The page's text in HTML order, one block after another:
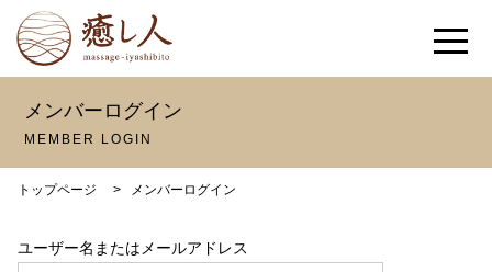
メンバーログイン
MEMBER LOGIN
トップページ > メンバーログイン
ユーザー名またはメールアドレス